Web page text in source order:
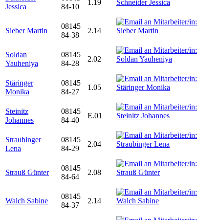
Jessica
84-10
1.19
Sieber Martin
08145
84-38
2.14
Soldan
Yauheniya
08145
84-28
2.02
Stäringer
Monika
08145
84-27
1.05
Steinitz
Johannes
08145
84-40
E.01
Straubinger
Lena
08145
84-29
2.04
Strauß Günter
08145
84-64
2.08
Walch Sabine
08145
84-37
2.14